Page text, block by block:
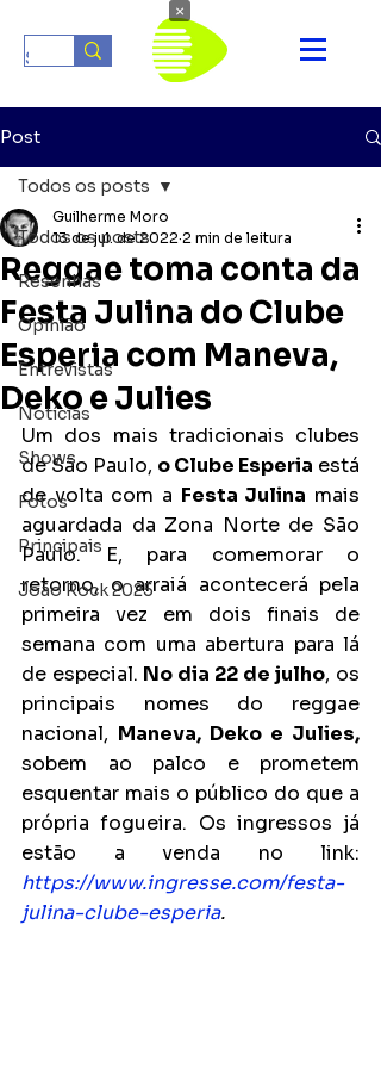
Post
Todos os posts
Resenhas
Opinião
Entrevistas
Notícias
Shows
Fotos
Principais
João Rock 2025
Todos os posts
Reggae toma conta da
Festa Julina do Clube
Esperia com Maneva,
Deko e Julies
Guilherme Moro
13 de jul. de 2022 2 min de leitura
Um dos mais tradicionais clubes
de São Paulo, o Clube Esperia está
de volta com a Festa Julina mais
aguardada da Zona Norte de São
Paulo. E, para comemorar o
retorno, o arraiá acontecerá pela
primeira vez em dois finais de
semana com uma abertura para lá
de especial. No dia 22 de julho, os
principais nomes do reggae
nacional,
sobem ao palco e prometem
esquentar mais o público do que a
própria fogueira. Os ingressos já
https://www.ingresse.com/festa-
julina-clube-esperia.
×